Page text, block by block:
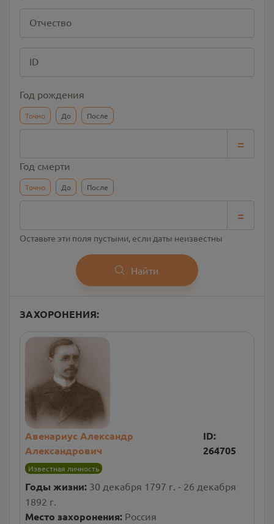
Отчество
ID
Год рождения
Точно До После
=
Год смерти
Точно До После
=
Оставьте эти поля пустыми, если даты неизвестны
Найти
ЗАХОРОНЕНИЯ:
Авенариус Александр
Александрович
ID:
264705
Известная личность
Годы жизни: 30 декабря 1797 г. - 26 декабря
1892 г.
Место захоронения: Россия